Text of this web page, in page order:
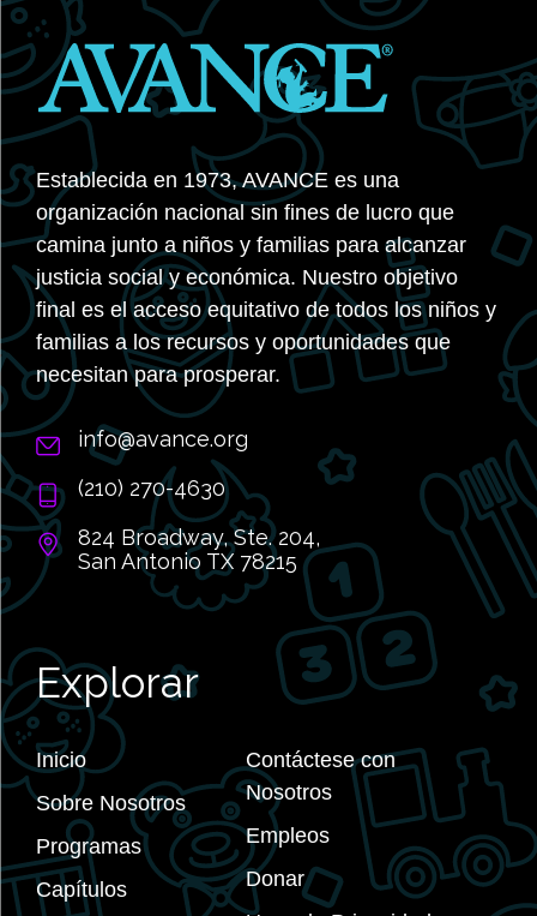
Establecida en 1973, AVANCE es una
organización nacional sin fines de lucro que
camina junto a niños y familias para alcanzar
justicia social y económica. Nuestro objetivo
final es el acceso equitativo de todos los niños y
familias a los recursos y oportunidades que
necesitan para prosperar.
info@avance.org
(210) 270-4630
824 Broadway, Ste. 204,
San Antonio TX 78215
Explorar
Inicio
Sobre Nosotros
Programas
Capítulos
Contáctese con
Nosotros
Empleos
Donar